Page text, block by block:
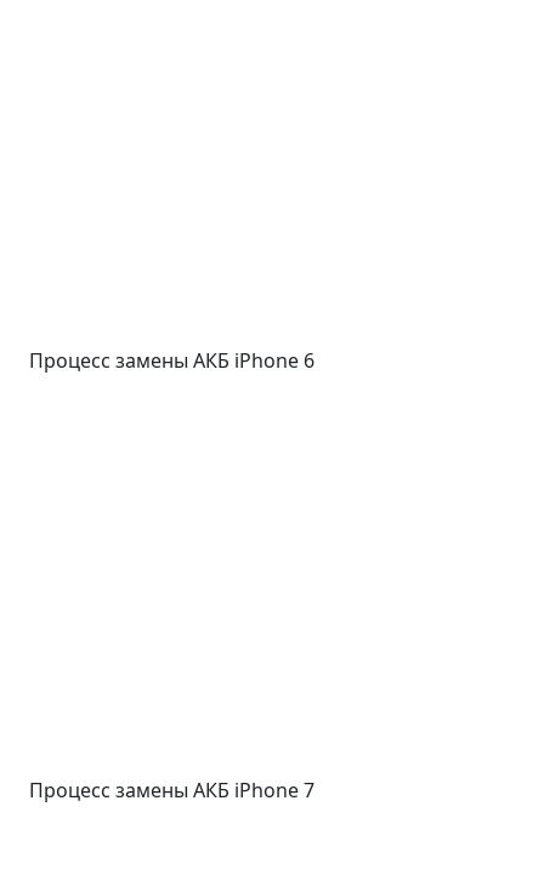
Процесс замены АКБ iPhone 6
Процесс замены АКБ iPhone 7